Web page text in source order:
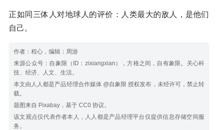
正如同三体人对地球人的评价：人类最大的敌人，是他们
自己。
作者：程心，编辑：周游
来源公众号：自象限（ID：zixiangxian），方格之间，自有象限。关心科
技、经济、人文、生活。
本文由人人都是产品经理合作媒体 @自象限 授权发布，未经许可，禁止转
载。
题图来自 Pixabay，基于 CC0 协议。
该文观点仅代表作者本人，人人都是产品经理平台仅提供信息存储空间服
务。